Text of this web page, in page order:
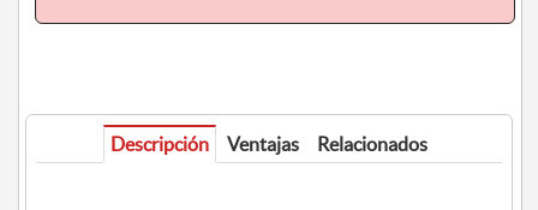
Descripción Ventajas Relacionados